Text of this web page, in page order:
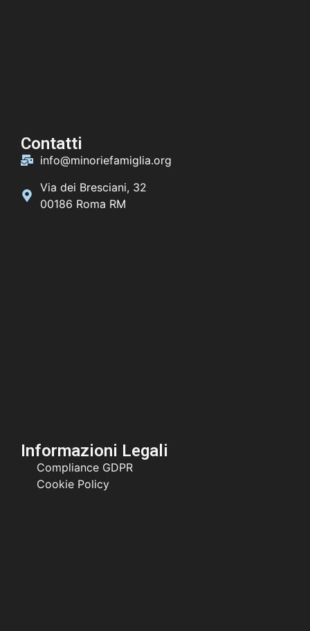
Contatti
info@minoriefamiglia.org
Via dei Bresciani, 32
00186 Roma RM
Informazioni Legali
Compliance GDPR
Cookie Policy